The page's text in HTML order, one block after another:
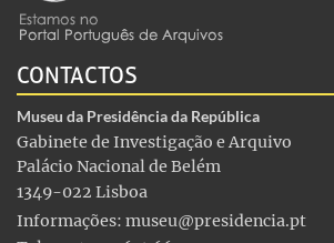
CONTACTOS
Museu da Presidência da República
Gabinete de Investigação e Arquivo
Palácio Nacional de Belém
1349-022 Lisboa
Informações: museu@presidencia.pt